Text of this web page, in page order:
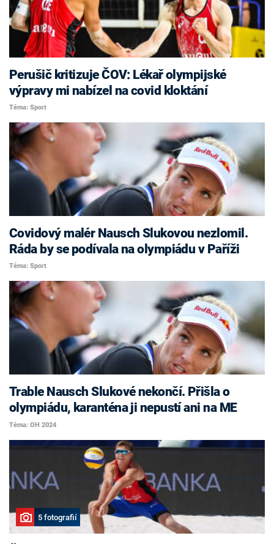
Perušič kritizuje ČOV: Lékař olympijské
výpravy mi nabízel na covid kloktání
Téma: Sport
Covidový malér Nausch Slukovou nezlomil.
Ráda by se podívala na olympiádu v Paříži
Téma: Sport
Trable Nausch Slukové nekončí. Přišla o
olympiádu, karanténa ji nepustí ani na ME
Téma: OH 2024
5 fotografií